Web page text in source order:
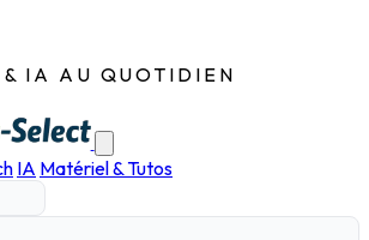
IA AU QUOTIDIEN
IA Matériel & Tutos